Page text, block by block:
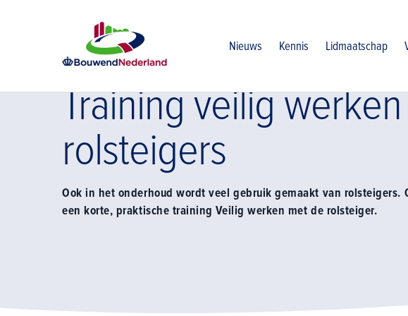
Nieuws Kennis Lidmaatschap
Kennis
Training veilig
rolsteigers
Ook in het onderhoud wordt veel gebruik gemaakt van rolsteigers.
een korte, praktische training Veilig werken met de rolsteiger.